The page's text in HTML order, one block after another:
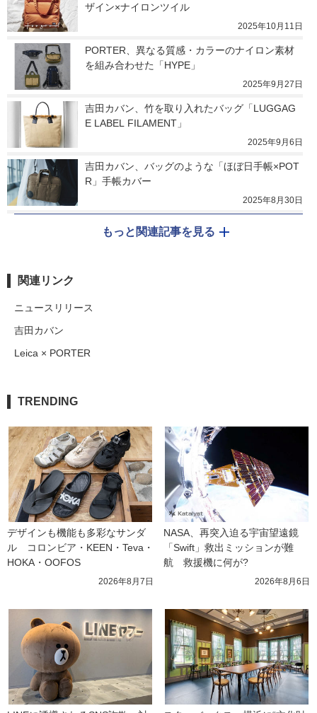
ザイン×ナイロンツイル
2025年10月11日
PORTER、異なる質感・カラーのナイロン素材
を組み合わせた「HYPE」
2025年9月27日
吉田カバン、竹を取り入れたバッグ「LUGGAG
E LABEL FILAMENT」
2025年9月6日
吉田カバン、バッグのような「ほぼ日手帳×POT
R」手帳カバー
2025年8月30日
もっと関連記事を見る
関連リンク
ニュースリリース
吉田カバン
Leica × PORTER
TRENDING
デザインも機能も多彩なサンダ
ル　コロンビア・KEEN・Teva・
HOKA・OOFOS
2026年8月7日
NASA、再突入迫る宇宙望遠鏡
「Swift」救出ミッションが難
航　救援機に何が?
2026年8月6日